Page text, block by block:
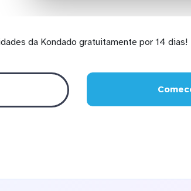
da Kondado gratuitamente por 14 dias!